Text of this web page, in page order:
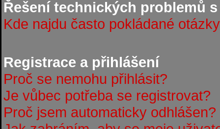
Řešení technických problemů
Kde najdu často pokládané
Registrace a přihlášení
Proč se nemohu přihlásit?
Je vůbec potřeba se registrovat?
Proč jsem automaticky odhlášen?